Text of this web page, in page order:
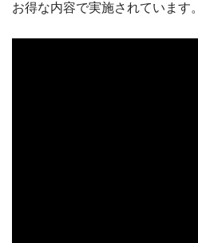
お得な内容で実施されています。